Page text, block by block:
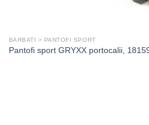
BARBATI > PANTOFI SPORT
Pantofi sport GRYXX portocalii,